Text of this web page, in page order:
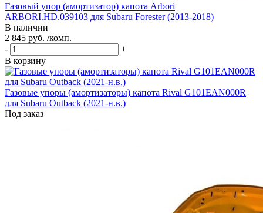
Газовый упор (амортизатор) капота Arbori
ARBORI.HD.039103 для Subaru Forester (2013-2018)
В наличии
2 845 руб. /комп.
-
+
В корзину
Газовые упоры (амортизаторы) капота Rival G101EAN000R
для Subaru Outback (2021-н.в.)
Под заказ